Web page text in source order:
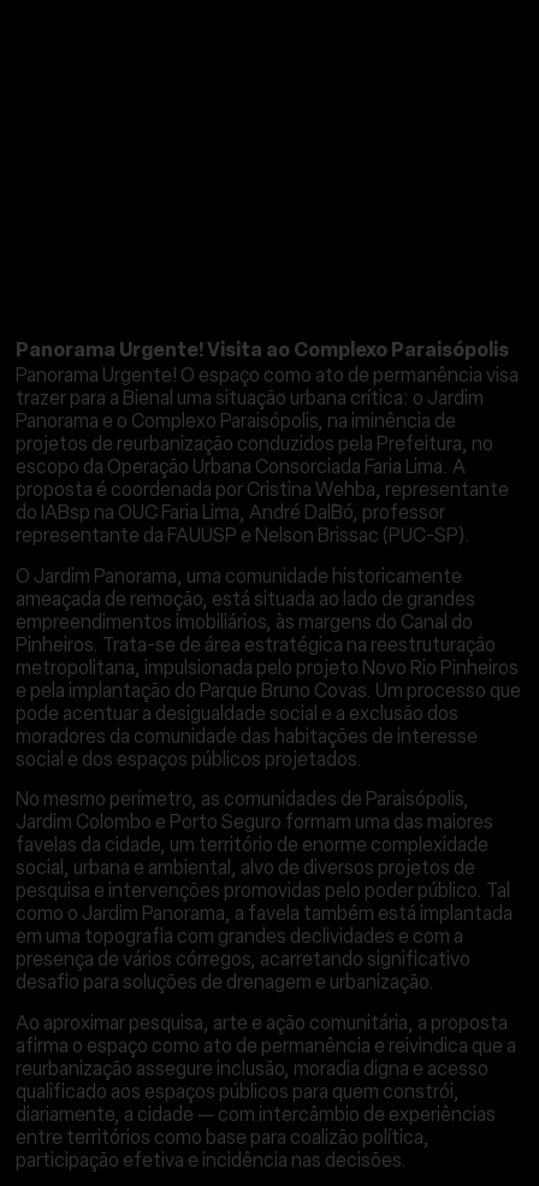
Panorama Urgente! Visita ao Complexo Paraisópolis
Panorama Urgente! O espaço como ato de permanência visa
trazer para a Bienal uma situação urbana crítica: o Jardim
Panorama e o Complexo Paraisópolis, na iminência de
projetos de reurbanização conduzidos pela Prefeitura, no
escopo da Operação Urbana Consorciada Faria Lima. A
proposta é coordenada por Cristina Wehba, representante
do IABsp na OUC Faria Lima, André Dal`Bó, professor
representante da FAUUSP e Nelson Brissac (PUC-SP).
O Jardim Panorama, uma comunidade historicamente
ameaçada de remoção, está situada ao lado de grandes
empreendimentos imobiliários, às margens do Canal do
Pinheiros. Trata-se de área estratégica na reestruturação
metropolitana, impulsionada pelo projeto Novo Rio Pinheiros
e pela implantação do Parque Bruno Covas. Um processo que
pode acentuar a desigualdade social e a exclusão dos
moradores da comunidade das habitações de interesse
social e dos espaços públicos projetados.
No mesmo perímetro, as comunidades de Paraisópolis,
Jardim Colombo e Porto Seguro formam uma das maiores
favelas da cidade, um território de enorme complexidade
social, urbana e ambiental, alvo de diversos projetos de
pesquisa e intervenções promovidas pelo poder público. Tal
como o Jardim Panorama, a favela também está implantada
em uma topografia com grandes declividades e com a
presença de vários córregos, acarretando significativo
desafio para soluções de drenagem e urbanização.
Ao aproximar pesquisa, arte e ação comunitária, a proposta
afirma o espaço como ato de permanência e reivindica que a
reurbanização assegure inclusão, moradia digna e acesso
qualificado aos espaços públicos para quem constrói,
diariamente, a cidade — com intercâmbio de experiências
entre territórios como base para coalizão política,
participação efetiva e incidência nas decisões.